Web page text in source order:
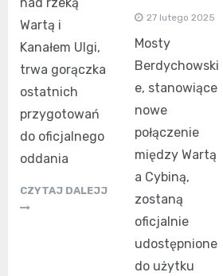
nad rzeką
Wartą i
Kanałem Ulgi,
trwa gorączka
ostatnich
przygotowań
do oficjalnego
oddania
CZYTAJ DALEJJ
27 lutego 2025
Mosty
Berdychowski
e, stanowiące
nowe
połączenie
między Wartą
a Cybiną,
zostaną
oficjalnie
udostępnione
do użytku